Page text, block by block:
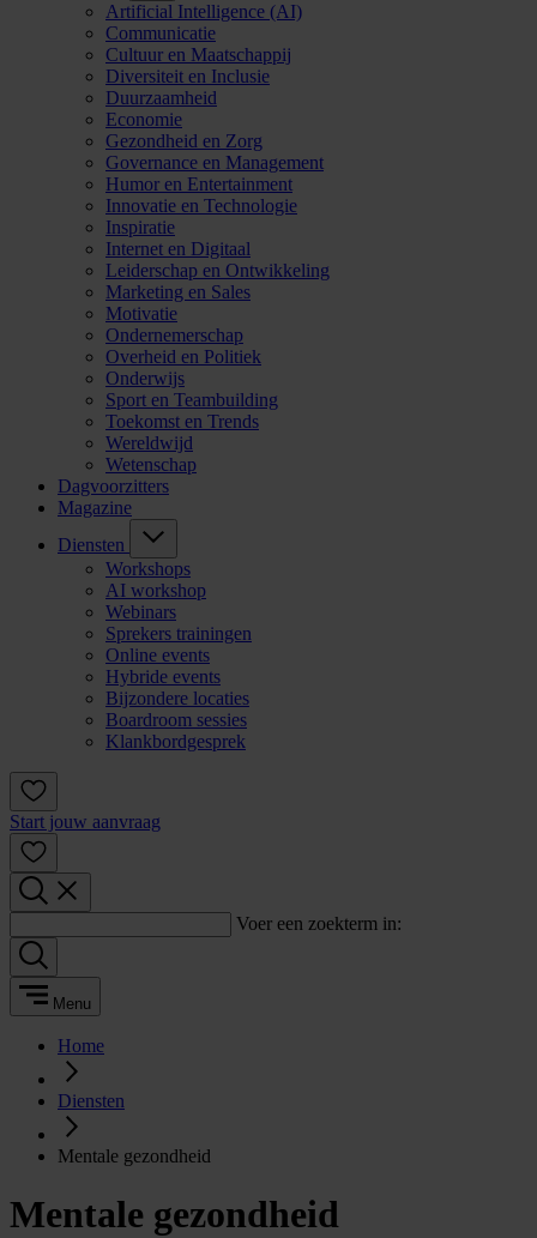
Artificial Intelligence (AI)
Communicatie
Cultuur en Maatschappij
Diversiteit en Inclusie
Duurzaamheid
Economie
Gezondheid en Zorg
Governance en Management
Humor en Entertainment
Innovatie en Technologie
Inspiratie
Internet en Digitaal
Leiderschap en Ontwikkeling
Marketing en Sales
Motivatie
Ondernemerschap
Overheid en Politiek
Onderwijs
Sport en Teambuilding
Toekomst en Trends
Wereldwijd
Wetenschap
Dagvoorzitters
Magazine
Diensten
Workshops
AI workshop
Webinars
Sprekers trainingen
Online events
Hybride events
Bijzondere locaties
Boardroom sessies
Klankbordgesprek
Start jouw aanvraag
Voer een zoekterm in:
Menu
Home
Diensten
Mentale gezondheid
Mentale gezondheid